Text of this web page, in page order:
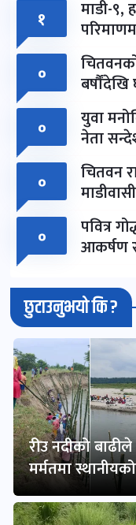
१ माडी-९,
०
बर्षौंदेखि
०
युवा
नेता
०
चितवन
०
पवित्र
आकर्षण
छुटाउनुभयो कि ?
रीउ नदीको
मर्मतमा